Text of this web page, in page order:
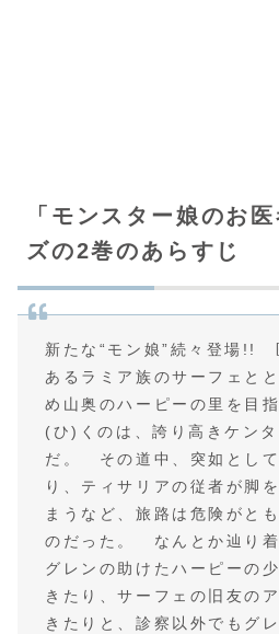
「モンスター娘のお
ズの2巻のあらすじ
新たな“モン娘”続々登場!!
あるラミア族のサーフェと
め山奥のハーピーの里を目
(ひ)くのは、誇り高きケン
だ。 その道中、突如として
り、ティサリアの従者が脚
まうなど、旅路は危険がと
のだった。 なんとか辿り着
グレンの助けたハーピーの
きたり、サーフェの旧友の
きたりと、診察以外でもグ